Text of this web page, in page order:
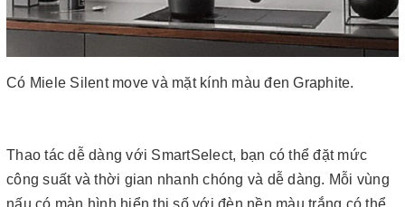
Có Miele Silent move và mặt kính màu đen Graphite.
Thao tác dễ dàng với SmartSelect, bạn có thể đặt mức
công suất và thời gian nhanh chóng và dễ dàng. Mỗi vùng
nấu có màn hình hiển thị số với đèn nền màu trắng có thể